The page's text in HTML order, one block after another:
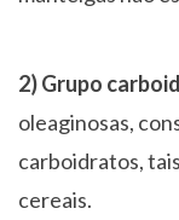
2) Grupo
oleaginosas,
carboidratos,
cereais.